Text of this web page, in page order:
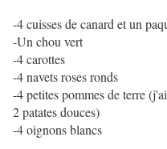
-4 cuisses de canard et un
-Un chou vert
-4 carottes
-4 navets roses ronds
-4 petites pommes de terre
2 patates douces)
-4